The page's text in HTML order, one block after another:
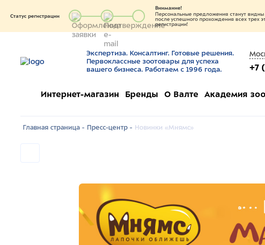
Статус регистрации
Внимание!
Персональные предложения станут видны
после успешного прохождения всех трех
регистрации!
Экспертиза. Консалтинг. Готовые решения.
Первоклассные зоотовары для успеха
вашего бизнеса. Работаем с 1996 года.
+7
Интернет-магазин Бренды О Валте Академия
Главная страница - Пресс-центр - Новинки «Мнямс»